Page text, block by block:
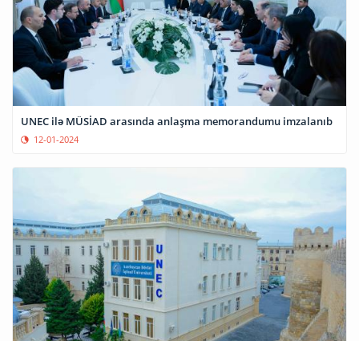
UNEC ilə MÜSİAD arasında anlaşma memorandumu imzalanıb
12-01-2024